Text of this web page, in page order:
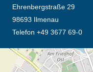
Ehrenbergstraße 29
98693 Ilmenau
Telefon +49 3677 69-0
Öffnet die